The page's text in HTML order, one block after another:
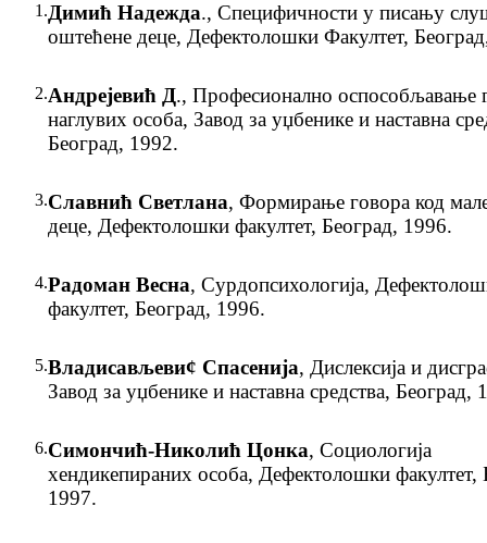
1.Димић Надежда., Специфичности у писању
оштећене деце, Дефектолошки Факултет,
2.Андрејевић Д., Професионално оспособљавање
наглувих особа, Завод за уџбенике и наставна
Београд, 1992.
3.Славнић Светлана, Формирање говора код
деце, Дефектолошки факултет, Београд, 1996.
4.Радоман Весна, Сурдопсихологија,
факултет, Београд, 1996.
5.Владисављеви¢ Спасенија, Дислексија и
Завод за уџбенике и наставна средства, Београд,
6.Симончић-Николић Цонка, Социологија
хендикепираних особа, Дефектолошки факултет,
1997.